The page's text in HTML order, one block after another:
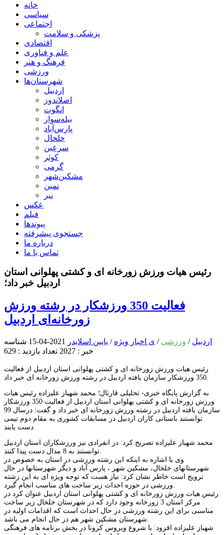
خانه
سیاسی
اجتماعی
پزشکی و سلامت
اقتصادی
علم و فناوری
فرهنگ و هنر
ورزشی
شهرستان‌ها
اردبیل
اصلاندوز
انگوت
بیله‌سوار
پارس‌آباد
خلخال
سرعین
کوثر
گرمی
مشکین‌شهر
نمین
نیر
عکس
فیلم
پیوندها
جستجوی پیشرفته
درباره ما
تماس با ما
رئیس هیات ورزش زورخانه ای و کشتی پهلوانی استان
اردبیل خبر داد؛
فعالیت 350 ورزشکار در رشته ورزش
زورخانه‌ای اردبیل
اردبیل / ورزشی / ی اخبار ویژه / یایین اسلایدر 2021-04-15
شناسه
خبر : 2027
تعداد بازدید : 629
رئیس هیات ورزش زورخانه ای و کشتی پهلوانی استان اردبیل از فعالیت
به گزارش پایگاه خبری- تحلیلی قارتال؛ محمد شهباز علیزاده رئیس هیات
ورزش زورخانه ای و کشتی پهلوانی استان اردبیل از فعالیت 350 ورزشکار
سازمان یافته اردبیل در رشته ورزش زورخانه ای خبر داد و گفت: درسال 99
توانستند باستانی کاران اردبیل در مسابقات کشوری به مقام دوم تیمی
محمد شهباز علیزاده تصریح کرد: در انفرادی نیز ورزشکاران استان اردبیل
وی با اشاره به اینکه این رشته ورزشی در استان به خصوص در
شهرستانهای خلخال، مشکین شهر ، پارس آباد و دیگر شهرستانها در حال
ترویج است خاطر نشان کرد: نیاز هست که توجه ویژه ای به این رشته
رئیس هیات ورزش زورخانه ای و کشتی پهلوانی استان اردبیل عنوان کرد در
مرکز استان 3 زورخانه وجود دارد که در شهرستان خلخال زیر ساخت
مناسبی برای این رشته ورزشی در حال احداث است که اقدامات اولیه در
شهباز علیزاده افزود: با شروع ویروس کرونا در بخش برنامه های فرهنگی